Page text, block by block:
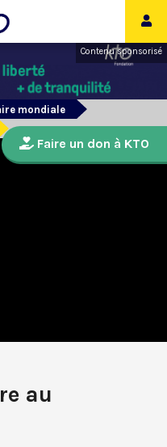
Contenu sponsorisé
mondiale
au
Faire un don à KTO